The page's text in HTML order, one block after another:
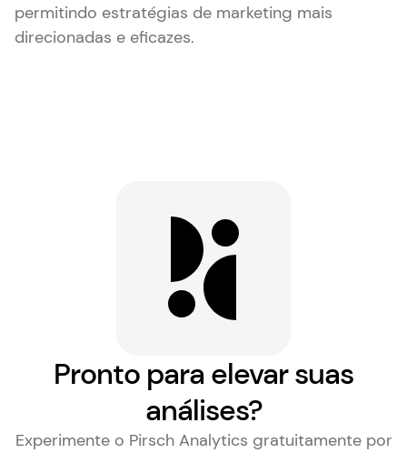
permitindo estratégias de marketing mais
direcionadas e eficazes.
Pronto para elevar suas
análises?
Experimente o Pirsch Analytics gratuitamente por